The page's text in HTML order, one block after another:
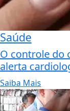
Saúde
O controle do
alerta
Saiba Mais